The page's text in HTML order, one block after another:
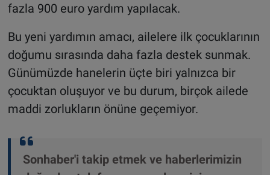
fazla 900 euro yardım yapılacak.
Bu yeni yardımın amacı, ailelere ilk çocuklarının
doğumu sırasında daha fazla destek sunmak.
Günümüzde hanelerin üçte biri yalnızca bir
çocuktan oluşuyor ve bu durum, birçok ailede
maddi zorlukların önüne geçemiyor.
Sonhaber'i takip etmek ve haberlerimizin